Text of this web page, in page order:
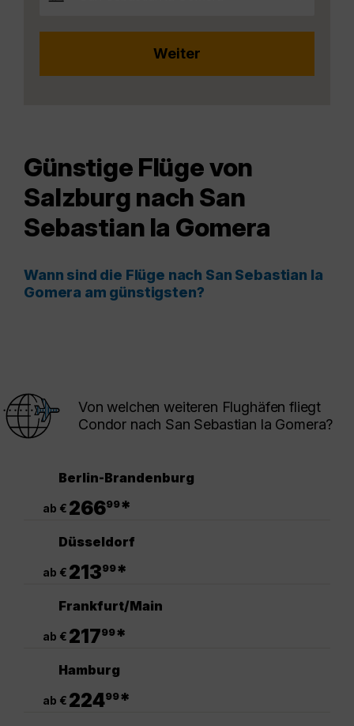
Günstige Flüge von
Salzburg nach San
Sebastian la Gomera
Wann sind die Flüge nach San Sebastian la
Gomera am günstigsten?
Von welchen weiteren Flughäfen fliegt
Condor nach San Sebastian la Gomera?
Berlin-Brandenburg
ab € 26699*
Düsseldorf
ab € 21399*
Frankfurt/Main
ab € 21799*
Hamburg
ab € 22499*